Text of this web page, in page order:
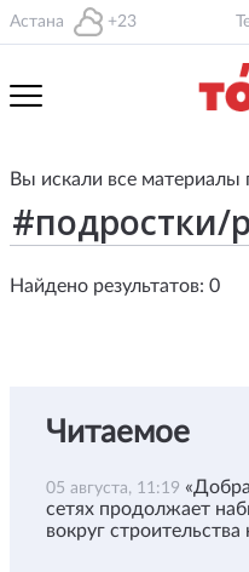
Астана +23
Вы искали все материалы
Найдено результатов: 0
Читаемое
05 августа, 11:19
сетях продолжает
вокруг